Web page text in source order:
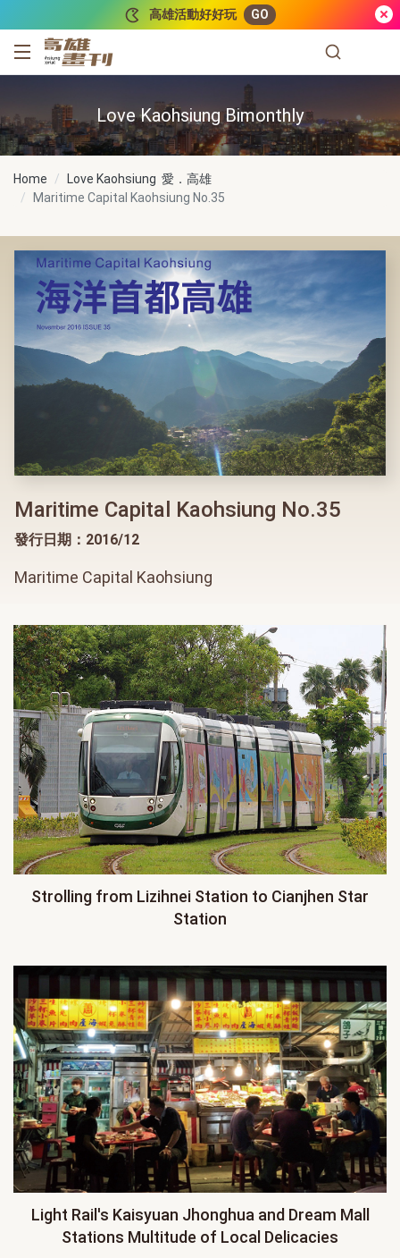
高雄活動好好玩 GO
高雄畫刊
Love Kaohsiung Bimonthly
Home
Love Kaohsiung 愛．高雄
Maritime Capital Kaohsiung No.35
Maritime Capital Kaohsiung No.35
發行日期：2016/12
Maritime Capital Kaohsiung
Strolling from Lizihnei Station to Cianjhen Star
Station
Light Rail's Kaisyuan Jhonghua and Dream Mall
Stations Multitude of Local Delicacies